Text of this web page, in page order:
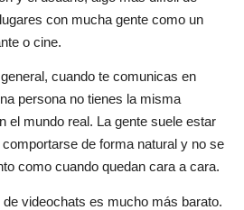
con mucha gente como un
o cine.
cuando te comunicas en
persona no tienes la misma
el mundo real. La gente suele estar
de forma natural y no se
como cuando quedan cara a cara.
de videochats es mucho más barato.